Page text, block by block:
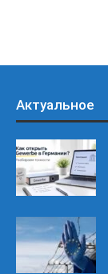
Актуальное